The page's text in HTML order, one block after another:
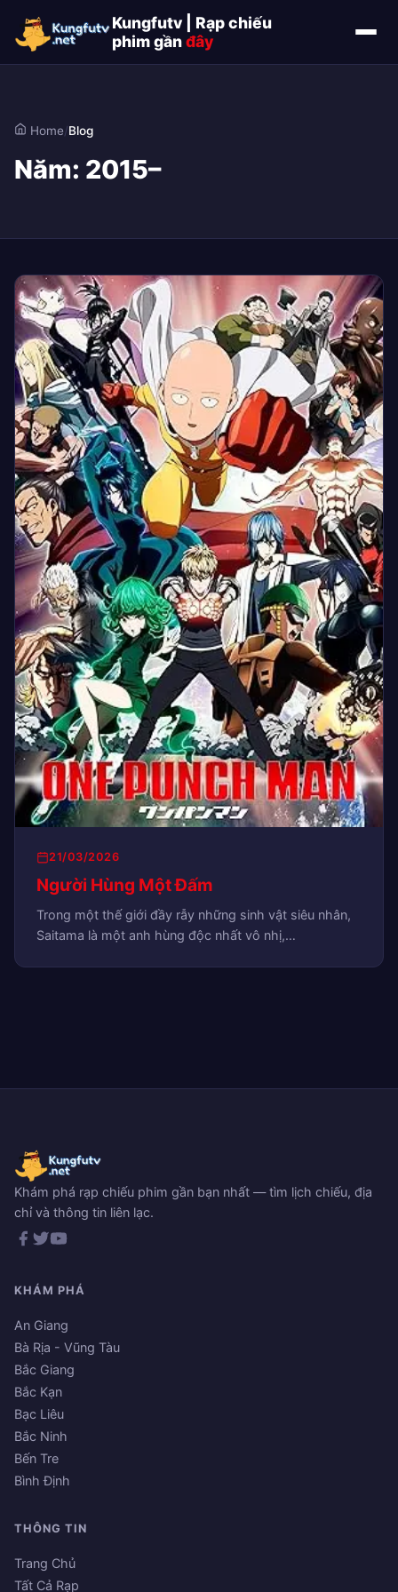
Kungfutv | Rạp chiếu
phim gầnđây
Home/Blog
Năm: 2015–
21/03/2026
Người Hùng Một Đấm
Trong một thế giới đầy rẫy những sinh vật siêu nhân,
Saitama là một anh hùng độc nhất vô nhị,…
Khám phá rạp chiếu phim gần bạn nhất — tìm lịch chiếu, địa
chỉ và thông tin liên lạc.
KHÁM PHÁ
An Giang
Bà Rịa - Vũng Tàu
Bắc Giang
Bắc Kạn
Bạc Liêu
Bắc Ninh
Bến Tre
Bình Định
THÔNG TIN
Trang Chủ
Tất Cả Rạp